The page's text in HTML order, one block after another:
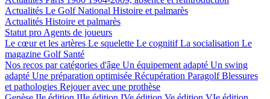
Actualités Le Golf National Histoire et palmarès
Actualités Histoire et palmarès
Statut pro Agents de joueurs
Le cœur et les artères Le squelette Le cognitifLa socialisation Le
magazine Golf Santé
Nos recos par catégories d'âge Un équipement adapté Un swing
adapté Une préparation optimisée Récupération ParagolfBlessures
et pathologies Rejouer avec une prothèse